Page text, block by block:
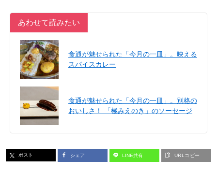
あわせて読みたい
食通が魅せられた「今月の一皿」。映える
スパイスカレー
食通が魅せられた「今月の一皿」。別格の
おいしさ！ 「極みえのき」のソーセージ
ポスト シェア LINE共有 URLコピー